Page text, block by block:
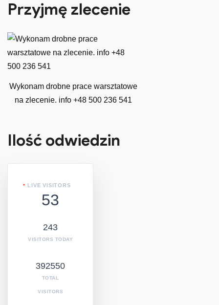
Przyjmę zlecenie
Wykonam drobne prace warsztatowe
na zlecenie. info +48 500 236 541
Ilość odwiedzin
LIVE VISITORS
53
243
VISITORS TODAY
392550
TOTAL
VISITORS